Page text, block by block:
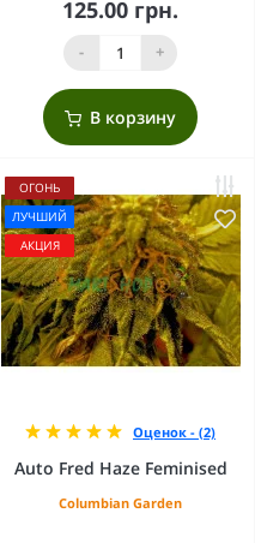
125.00 грн.
- +
В корзину
ОГОНЬ
ЛУЧШИЙ
АКЦИЯ
Оценок - (2)
Auto Fred Haze Feminised
Columbian Garden